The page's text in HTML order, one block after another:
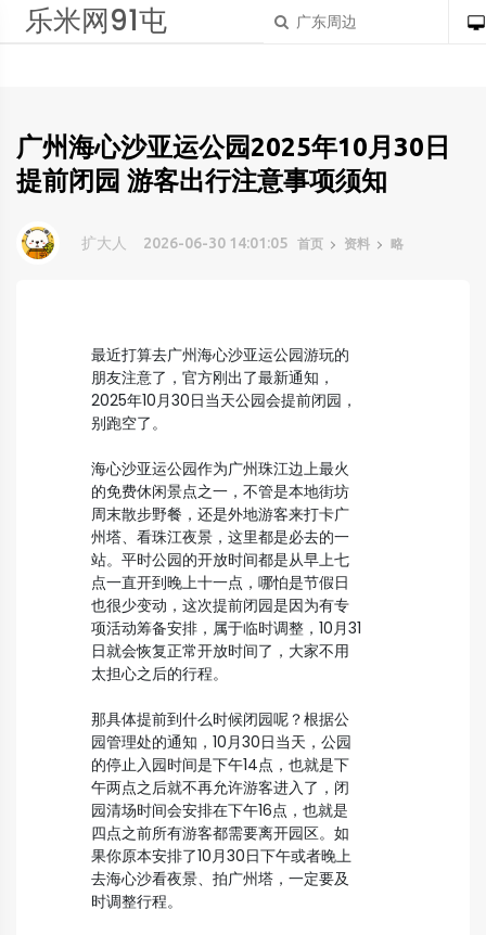
乐米网91屯
广州海心沙亚运公园2025年10月30日
提前闭园 游客出行注意事项须知
扩大人 2026-06-30 14:01:05 首页 资料 略
最近打算去广州海心沙亚运公园游玩的
朋友注意了，官方刚出了最新通知，
2025年10月30日当天公园会提前闭园，
别跑空了。
海心沙亚运公园作为广州珠江边上最火
的免费休闲景点之一，不管是本地街坊
周末散步野餐，还是外地游客来打卡广
州塔、看珠江夜景，这里都是必去的一
站。平时公园的开放时间都是从早上七
点一直开到晚上十一点，哪怕是节假日
也很少变动，这次提前闭园是因为有专
项活动筹备安排，属于临时调整，10月31
日就会恢复正常开放时间了，大家不用
太担心之后的行程。
那具体提前到什么时候闭园呢？根据公
园管理处的通知，10月30日当天，公园
的停止入园时间是下午14点，也就是下
午两点之后就不再允许游客进入了，闭
园清场时间会安排在下午16点，也就是
四点之前所有游客都需要离开园区。如
果你原本安排了10月30日下午或者晚上
去海心沙看夜景、拍广州塔，一定要及
时调整行程。